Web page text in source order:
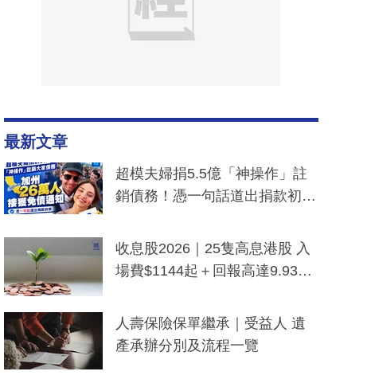
最新文章
超模夫婦捐5.5億「神操作」註
銷債務！憑一句話道出捐款初
一度被誤當詐騙手段
收息股2026｜25隻高息港股 入
場費$1144起＋回報高達9.93
人壽保險保單繼承｜受益人 遺
產承辦分別及流程一覽